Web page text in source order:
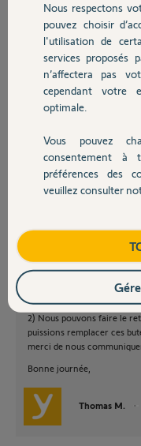
Chauffage
Autres produits
Devis avec un pro
Contact
serge C.
il y a plus de 12 ans
Nous sommes au regret
référencées seules en tant
Il y a donc deux
Dans ce cas, nous vous
motorisation et de refaire
Nous pouvons vous
trouverez auprès d’une
vente en ligne spécialisés.
2) Nous pouvons faire le
puissions remplacer ces
merci de nous
Bonne journée,
Thomas M.
Nous respectons
pouvez choisir
l'utilisation de
services proposés
n’affectera pas
cependant votre
optimale.
Vous pouvez
consentement
préférences des
veuillez consulter